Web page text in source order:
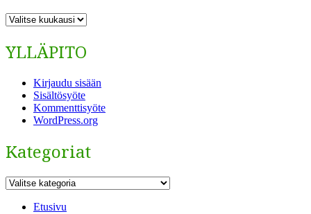
ARKISTO
YLLÄPITO
Kirjaudu sisään
Sisältösyöte
Kommenttisyöte
WordPress.org
Kategoriat
Kategoriat
Etusivu